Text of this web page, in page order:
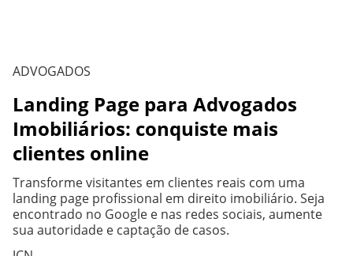
ADVOGADOS
Landing Page para Advogados
Imobiliários: conquiste mais
clientes online
Transforme visitantes em clientes reais com uma
landing page profissional em direito imobiliário. Seja
encontrado no Google e nas redes sociais, aumente
sua autoridade e captação de casos.